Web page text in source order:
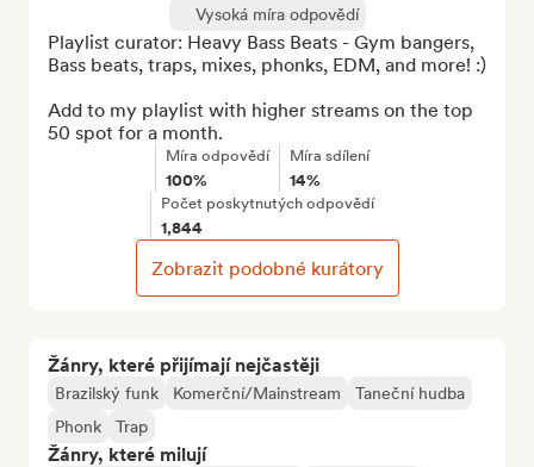
Žánry, které přijímají nejčastěji
Brazilský funk Komerční/Mainstream
Taneční hudba
Phonk
Trap
Žánry, které milují
Vysoká míra odpovědí
Playlist curator: Heavy Bass Beats - Gym bangers,
Bass beats, traps, mixes, phonks, EDM, and more! :)
Add to my playlist with higher streams on the top
50 spot for a month.
Míra odpovědí
100%
Míra sdílení
14%
Počet poskytnutých odpovědí
1,844
Zobrazit podobné kurátory